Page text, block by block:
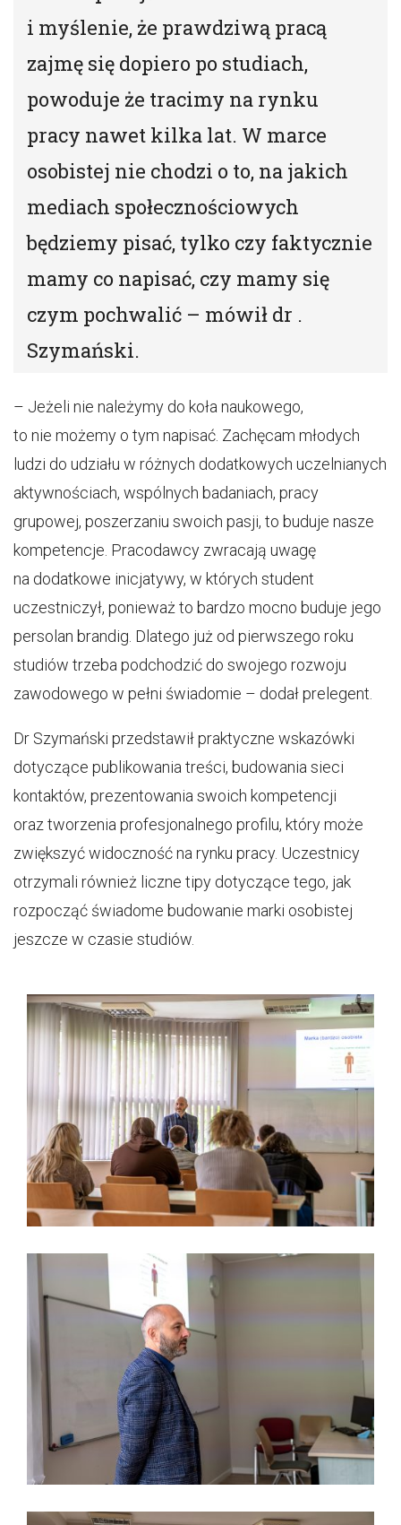
i myślenie, że prawdziwą pracą
zajmę się dopiero po studiach,
powoduje że tracimy na rynku
pracy nawet kilka lat. W marce
osobistej nie chodzi o to, na jakich
mediach społecznościowych
będziemy pisać, tylko czy faktycznie
mamy co napisać, czy mamy się
czym pochwalić – mówił dr .
Szymański.
– Jeżeli nie należymy do koła naukowego,
to nie możemy o tym napisać. Zachęcam młodych
ludzi do udziału w różnych dodatkowych uczelnianych
aktywnościach, wspólnych badaniach, pracy
grupowej, poszerzaniu swoich pasji, to buduje nasze
kompetencje. Pracodawcy zwracają uwagę
na dodatkowe inicjatywy, w których student
uczestniczył, ponieważ to bardzo mocno buduje jego
persolan brandig. Dlatego już od pierwszego roku
studiów trzeba podchodzić do swojego rozwoju
zawodowego w pełni świadomie – dodał prelegent.
Dr Szymański przedstawił praktyczne wskazówki
dotyczące publikowania treści, budowania sieci
kontaktów, prezentowania swoich kompetencji
oraz tworzenia profesjonalnego profilu, który może
zwiększyć widoczność na rynku pracy. Uczestnicy
otrzymali również liczne tipy dotyczące tego, jak
rozpocząć świadome budowanie marki osobistej
jeszcze w czasie studiów.